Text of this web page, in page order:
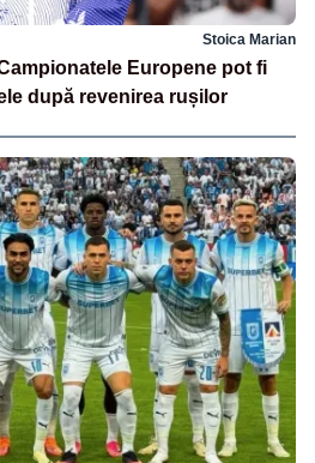
Stoica Marian
Europene pot fi
după revenirea rușilor